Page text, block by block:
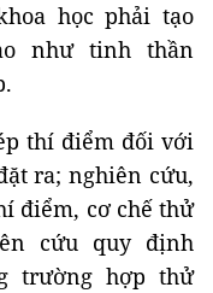
học phải tạo
như tinh thần
thí điểm đối với
ra; nghiên cứu,
điểm, cơ chế thử
cứu quy định
trường hợp thử